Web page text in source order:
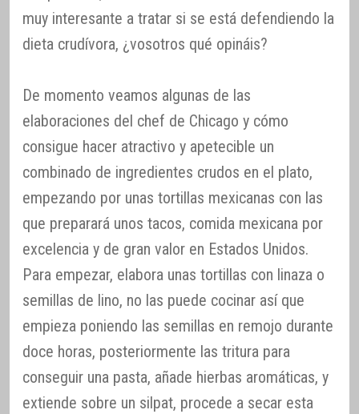
muy interesante a tratar si se está defendiendo la
dieta crudívora, ¿vosotros qué opináis?
De momento veamos algunas de las
elaboraciones del chef de Chicago y cómo
consigue hacer atractivo y apetecible un
combinado de ingredientes crudos en el plato,
empezando por unas tortillas mexicanas con las
que preparará unos tacos, comida mexicana por
excelencia y de gran valor en Estados Unidos.
Para empezar, elabora unas tortillas con linaza o
semillas de lino, no las puede cocinar así que
empieza poniendo las semillas en remojo durante
doce horas, posteriormente las tritura para
conseguir una pasta, añade hierbas aromáticas, y
extiende sobre un silpat, procede a secar esta